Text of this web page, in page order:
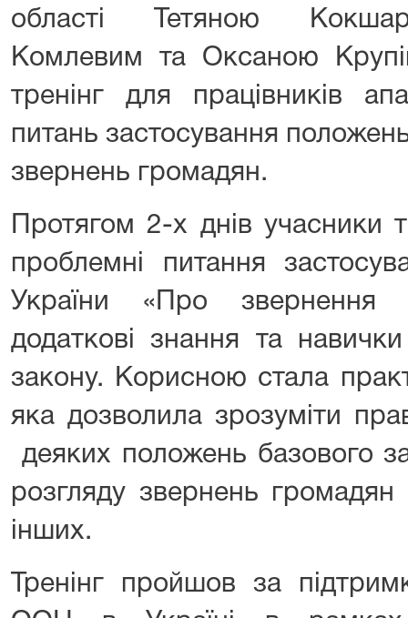
області Тетяною
Комлевим та Оксаною
тренінг для працівників
питань застосування
звернень громадян.
Протягом 2-х днів учасники
проблемні питання
України «Про звернення
додаткові знання та
закону. Корисною стала
яка дозволила зрозуміти
деяких положень базового
розгляду звернень громадян
інших.
Тренінг пройшов за